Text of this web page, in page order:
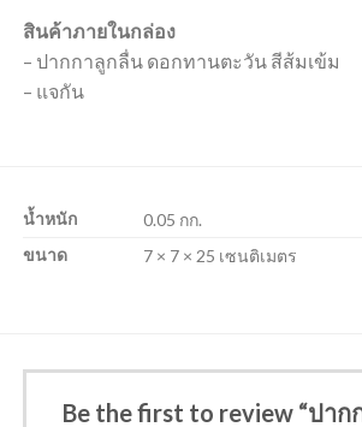
สินค้าภายในกล่อง
– ปากกาลูกลื่น ดอกทานตะวัน สีส้มเข้ม
– แจกัน
น้ำหนัก
0.05 กก.
ขนาด
7 × 7 × 25 เซนติเมตร
Be the first to review “ปา